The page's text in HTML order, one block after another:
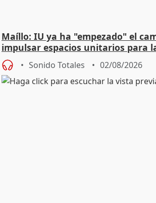
Maíllo: IU ya ha "empezado" el
impulsar espacios unitarios para
Sonido Totales 02/08/2026